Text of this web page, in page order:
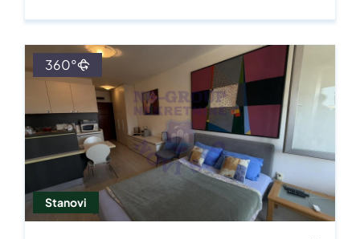
Stanovi
360°